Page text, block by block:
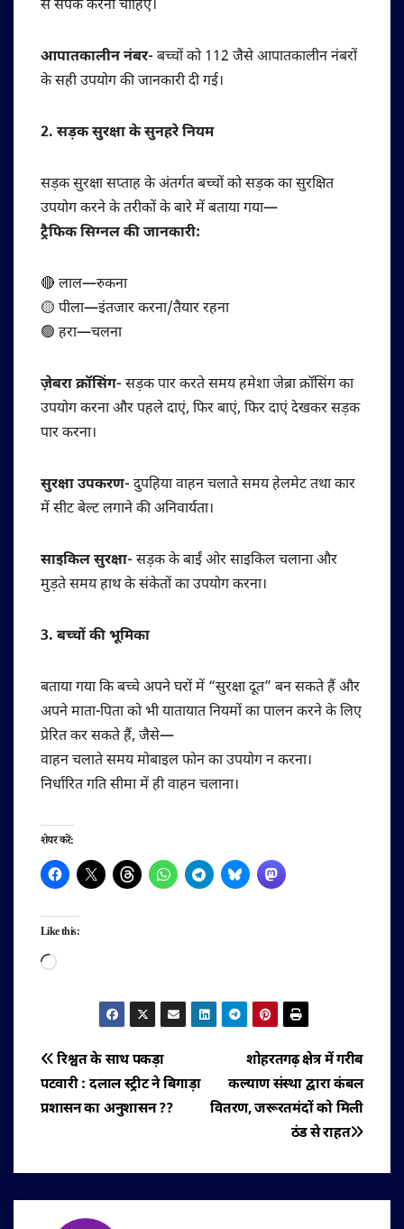
से संपर्क करना चाहिए।
आपातकालीन नंबर- बच्चों को 112 जैसे आपातकालीन नंबरों
के सही उपयोग की जानकारी दी गई।
2. सड़क सुरक्षा के सुनहरे नियम
सड़क सुरक्षा सप्ताह के अंतर्गत बच्चों को सड़क का सुरक्षित
उपयोग करने के तरीकों के बारे में बताया गया—
ट्रैफिक सिग्नल की जानकारी:
🔴 लाल—रुकना
🟡 पीला—इंतजार करना/तैयार रहना
🟢 हरा—चलना
ज़ेबरा क्रॉसिंग- सड़क पार करते समय हमेशा जेब्रा क्रॉसिंग का
उपयोग करना और पहले दाएं, फिर बाएं, फिर दाएं देखकर सड़क
पार करना।
सुरक्षा उपकरण- दुपहिया वाहन चलाते समय हेलमेट तथा कार
में सीट बेल्ट लगाने की अनिवार्यता।
साइकिल सुरक्षा- सड़क के बाईं ओर साइकिल चलाना और
मुड़ते समय हाथ के संकेतों का उपयोग करना।
3. बच्चों की भूमिका
बताया गया कि बच्चे अपने घरों में “सुरक्षा दूत” बन सकते हैं और
अपने माता-पिता को भी यातायात नियमों का पालन करने के लिए
प्रेरित कर सकते हैं, जैसे—
वाहन चलाते समय मोबाइल फोन का उपयोग न करना।
निर्धारित गति सीमा में ही वाहन चलाना।
शेयर करें:
Like this:
Loading…
पोस्ट
नेविगेशन
शोहरतगढ़ क्षेत्र में गरीब
कल्याण संस्था द्वारा कंबल
वितरण, जरूरतमंदों को मिली
ठंड से राहत
रिश्वत के साथ पकड़ा
पटवारी : दलाल स्ट्रीट ने बिगाड़ा
प्रशासन का अनुशासन ??